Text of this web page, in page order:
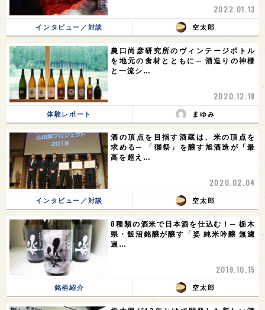
2022.01.13
インタビュー／対談 空太郎
農口尚彦研究所のヴィンテージボトル
を地元の食材とともに─ 酒造りの神様
と一流シ…
2020.12.18
体験レポート まゆみ
酒の頂点を目指す酒蔵は、米の頂点を
求める─ 「獺祭」を醸す旭酒造が「最
高を超え…
2020.02.04
インタビュー／対談 空太郎
8種類の酒米で日本酒を仕込む！─ 栃木
県・飯沼銘醸が醸す「姿 純米吟醸 無濾
過…
2019.10.15
銘柄紹介 空太郎